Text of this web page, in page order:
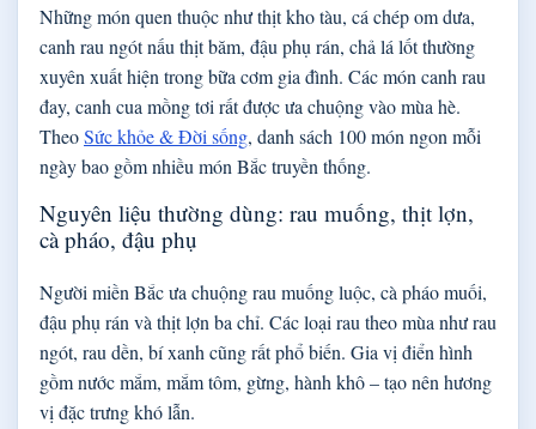
Những món quen thuộc như thịt kho tàu, cá chép om dưa,
canh rau ngót nấu thịt băm, đậu phụ rán, chả lá lốt thường
xuyên xuất hiện trong bữa cơm gia đình. Các món canh rau
đay, canh cua mồng tơi rất được ưa chuộng vào mùa hè.
TheoSức khỏe & Đời sống, danh sách 100 món ngon mỗi
ngày bao gồm nhiều món Bắc truyền thống.
Nguyên liệu thường dùng: rau muống, thịt lợn,
cà pháo, đậu phụ
Người miền Bắc ưa chuộng rau muống luộc, cà pháo muối,
đậu phụ rán và thịt lợn ba chỉ. Các loại rau theo mùa như rau
ngót, rau dền, bí xanh cũng rất phổ biến. Gia vị điển hình
gồm nước mắm, mắm tôm, gừng, hành khô – tạo nên hương
vị đặc trưng khó lẫn.